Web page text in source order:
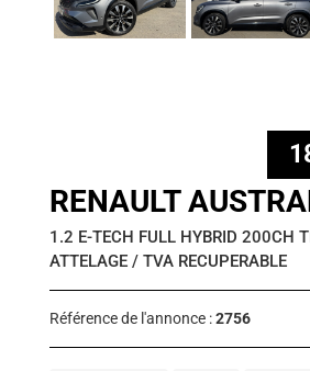
RENAULT
1.2 E-TECH FULL HYBRID 200CH
ATTELAGE / TVA RECUPERABLE
Référence de l'annonce :2756